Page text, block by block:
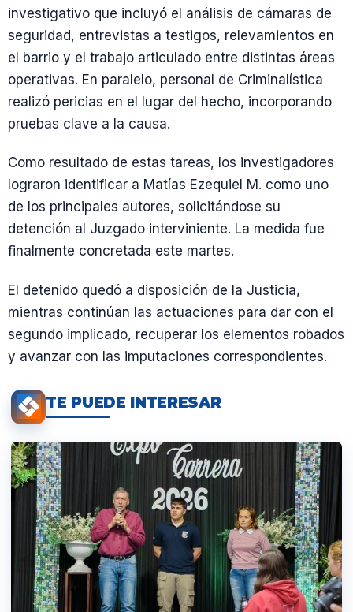
investigativo que incluyó el análisis de cámaras de
seguridad, entrevistas a testigos, relevamientos en
el barrio y el trabajo articulado entre distintas áreas
operativas. En paralelo, personal de Criminalística
realizó pericias en el lugar del hecho, incorporando
pruebas clave a la causa.
Como resultado de estas tareas, los investigadores
lograron identificar a Matías Ezequiel M. como uno
de los principales autores, solicitándose su
detención al Juzgado interviniente. La medida fue
finalmente concretada este martes.
El detenido quedó a disposición de la Justicia,
mientras continúan las actuaciones para dar con el
segundo implicado, recuperar los elementos robados
y avanzar con las imputaciones correspondientes.
TE PUEDE INTERESAR